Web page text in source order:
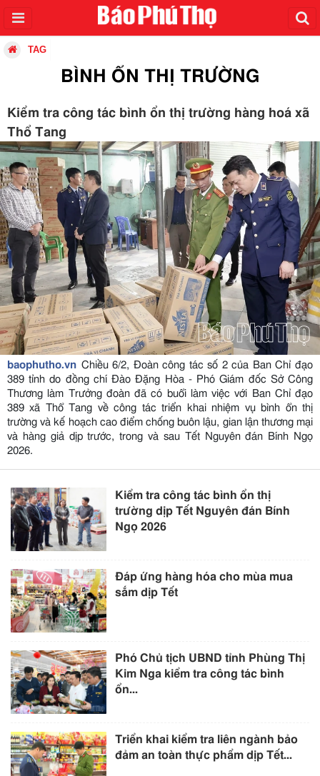
TAG
BÌNH ỔN THỊ TRƯỜNG
Kiểm tra công tác bình ổn thị trường hàng hoá xã
Thổ Tang
baophutho.vn Chiều 6/2, Đoàn công tác số 2 của Ban Chỉ đạo
389 tỉnh do đồng chí Đào Đặng Hòa - Phó Giám đốc Sở Công
Thương làm Trưởng đoàn đã có buổi làm việc với Ban Chỉ đạo
389 xã Thổ Tang về công tác triển khai nhiệm vụ bình ổn thị
trường và kế hoạch cao điểm chống buôn lậu, gian lận thương mại
và hàng giả dịp trước, trong và sau Tết Nguyên đán Bính Ngọ
2026.
Kiểm tra công tác bình ổn thị
trường dịp Tết Nguyên đán Bính
Ngọ 2026
Đáp ứng hàng hóa cho mùa mua
sắm dịp Tết
Phó Chủ tịch UBND tỉnh Phùng Thị
Kim Nga kiểm tra công tác bình
ổn...
Triển khai kiểm tra liên ngành bảo
đảm an toàn thực phẩm dịp Tết...